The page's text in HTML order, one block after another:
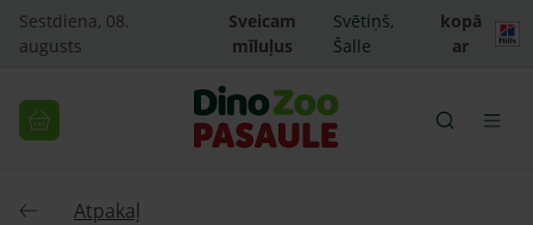
Sestdiena, 08.
augusts
Sveicam
mīluļus
Svētiņš,
Šalle
kopā
ar
Atpakaļ